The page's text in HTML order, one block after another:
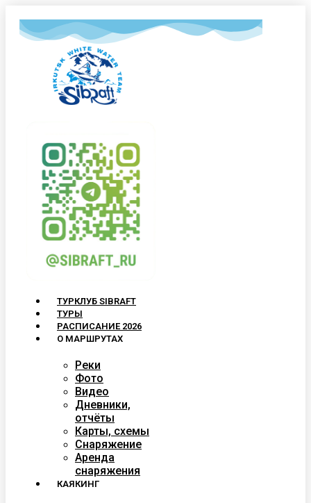
ТУРКЛУБ SIBRAFT
ТУРЫ
РАСПИСАНИЕ 2026
О МАРШРУТАХ
Реки
Фото
Видео
Дневники,
отчёты
Карты, схемы
Снаряжение
Аренда
снаряжения
КАЯКИНГ